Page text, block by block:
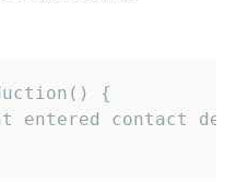
{
entered contact